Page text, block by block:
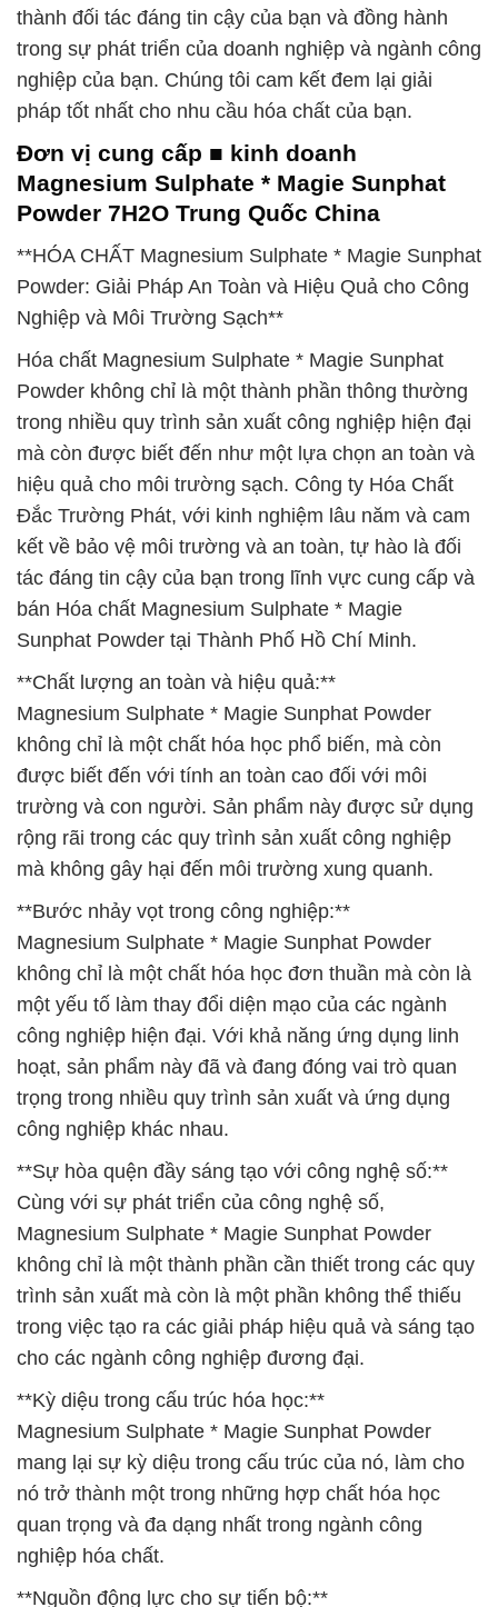
thành đối tác đáng tin cậy của bạn và đồng hành
trong sự phát triển của doanh nghiệp và ngành công
nghiệp của bạn. Chúng tôi cam kết đem lại giải
pháp tốt nhất cho nhu cầu hóa chất của bạn.
Đơn vị cung cấp ■ kinh doanh
Magnesium Sulphate * Magie Sunphat
Powder 7H2O Trung Quốc China
**HÓA CHẤT Magnesium Sulphate * Magie Sunphat
Powder: Giải Pháp An Toàn và Hiệu Quả cho Công
Nghiệp và Môi Trường Sạch**
Hóa chất Magnesium Sulphate * Magie Sunphat
Powder không chỉ là một thành phần thông thường
trong nhiều quy trình sản xuất công nghiệp hiện đại
mà còn được biết đến như một lựa chọn an toàn và
hiệu quả cho môi trường sạch. Công ty Hóa Chất
Đắc Trường Phát, với kinh nghiệm lâu năm và cam
kết về bảo vệ môi trường và an toàn, tự hào là đối
tác đáng tin cậy của bạn trong lĩnh vực cung cấp và
bán Hóa chất Magnesium Sulphate * Magie
Sunphat Powder tại Thành Phố Hồ Chí Minh.
**Chất lượng an toàn và hiệu quả:**
Magnesium Sulphate * Magie Sunphat Powder
không chỉ là một chất hóa học phổ biến, mà còn
được biết đến với tính an toàn cao đối với môi
trường và con người. Sản phẩm này được sử dụng
rộng rãi trong các quy trình sản xuất công nghiệp
mà không gây hại đến môi trường xung quanh.
**Bước nhảy vọt trong công nghiệp:**
Magnesium Sulphate * Magie Sunphat Powder
không chỉ là một chất hóa học đơn thuần mà còn là
một yếu tố làm thay đổi diện mạo của các ngành
công nghiệp hiện đại. Với khả năng ứng dụng linh
hoạt, sản phẩm này đã và đang đóng vai trò quan
trọng trong nhiều quy trình sản xuất và ứng dụng
công nghiệp khác nhau.
**Sự hòa quện đầy sáng tạo với công nghệ số:**
Cùng với sự phát triển của công nghệ số,
Magnesium Sulphate * Magie Sunphat Powder
không chỉ là một thành phần cần thiết trong các quy
trình sản xuất mà còn là một phần không thể thiếu
trong việc tạo ra các giải pháp hiệu quả và sáng tạo
cho các ngành công nghiệp đương đại.
**Kỳ diệu trong cấu trúc hóa học:**
Magnesium Sulphate * Magie Sunphat Powder
mang lại sự kỳ diệu trong cấu trúc của nó, làm cho
nó trở thành một trong những hợp chất hóa học
quan trọng và đa dạng nhất trong ngành công
nghiệp hóa chất.
**Nguồn động lực cho sự tiến bộ:**